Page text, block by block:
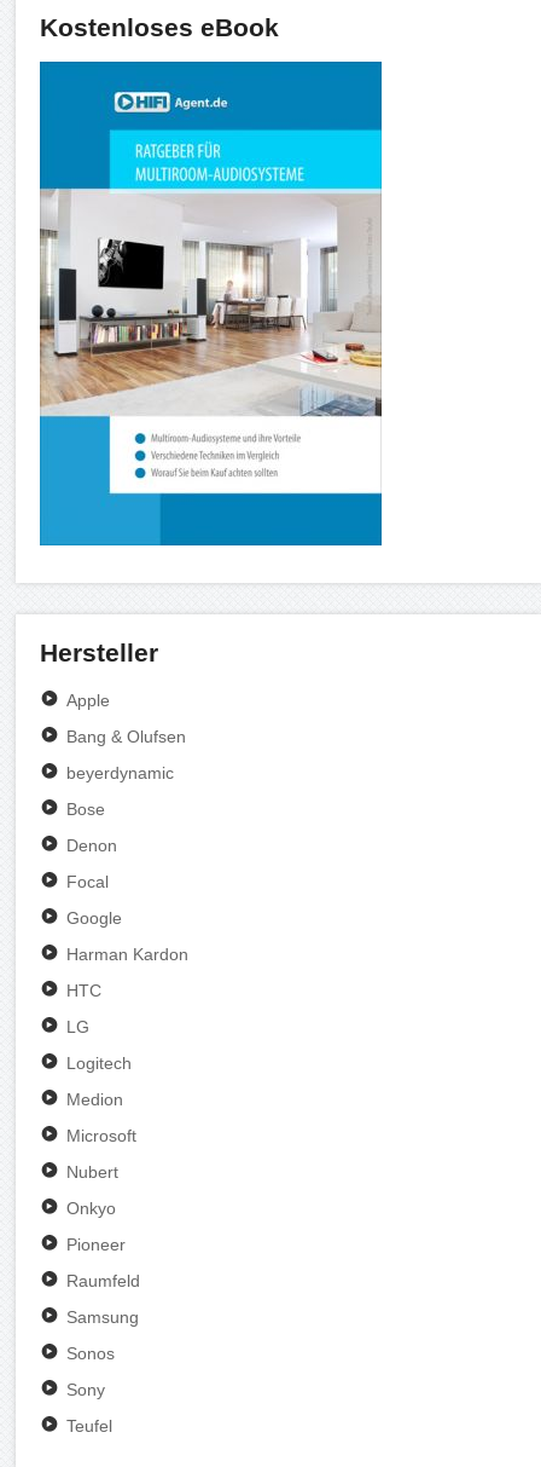
Kostenloses eBook
Hersteller
Apple
Bang & Olufsen
beyerdynamic
Bose
Denon
Focal
Google
Harman Kardon
HTC
LG
Logitech
Medion
Microsoft
Nubert
Onkyo
Pioneer
Raumfeld
Samsung
Sonos
Sony
Teufel